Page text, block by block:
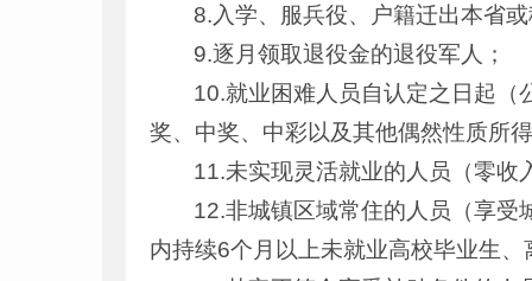
8.入学、服兵役、户籍迁出本省
9.逐月领取退役金的退役军人；
10.就业困难人员自认定之日起（
奖、中奖、中彩以及其他偶然性质所
11.未实现灵活就业的人员（零收
12.非城镇区域常住的人员（享受
内持续6个月以上未就业高校毕业生